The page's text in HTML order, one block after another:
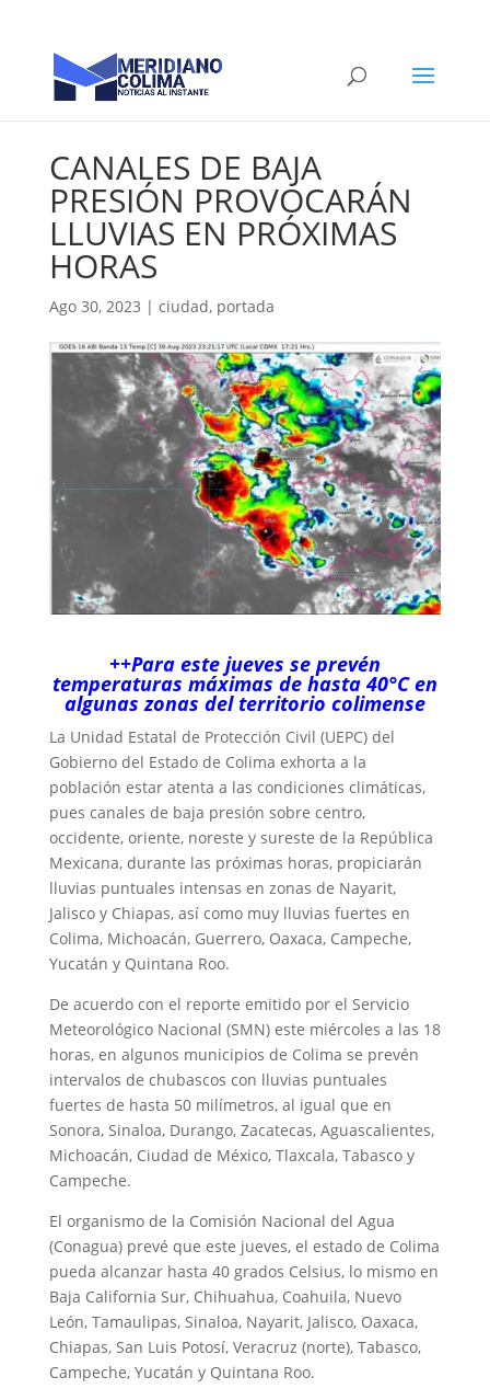
CANALES DE BAJA
PRESIÓN PROVOCARÁN
LLUVIAS EN PRÓXIMAS
HORAS
Ago 30, 2023 | ciudad, portada
++Para este jueves se prevén
temperaturas máximas de hasta 40°C en
algunas zonas del territorio colimense
La Unidad Estatal de Protección Civil (UEPC) del
Gobierno del Estado de Colima exhorta a la
población estar atenta a las condiciones climáticas,
pues canales de baja presión sobre centro,
occidente, oriente, noreste y sureste de la República
Mexicana, durante las próximas horas, propiciarán
lluvias puntuales intensas en zonas de Nayarit,
Jalisco y Chiapas, así como muy lluvias fuertes en
Colima, Michoacán, Guerrero, Oaxaca, Campeche,
Yucatán y Quintana Roo.
De acuerdo con el reporte emitido por el Servicio
Meteorológico Nacional (SMN) este miércoles a las 18
horas, en algunos municipios de Colima se prevén
intervalos de chubascos con lluvias puntuales
fuertes de hasta 50 milímetros, al igual que en
Sonora, Sinaloa, Durango, Zacatecas, Aguascalientes,
Michoacán, Ciudad de México, Tlaxcala, Tabasco y
Campeche.
El organismo de la Comisión Nacional del Agua
(Conagua) prevé que este jueves, el estado de Colima
pueda alcanzar hasta 40 grados Celsius, lo mismo en
Baja California Sur, Chihuahua, Coahuila, Nuevo
León, Tamaulipas, Sinaloa, Nayarit, Jalisco, Oaxaca,
Chiapas, San Luis Potosí, Veracruz (norte), Tabasco,
Campeche, Yucatán y Quintana Roo.